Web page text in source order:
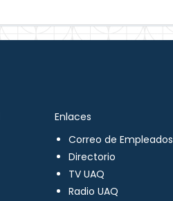
Enlaces
Correo de Empleados
Directorio
TV UAQ
Radio UAQ